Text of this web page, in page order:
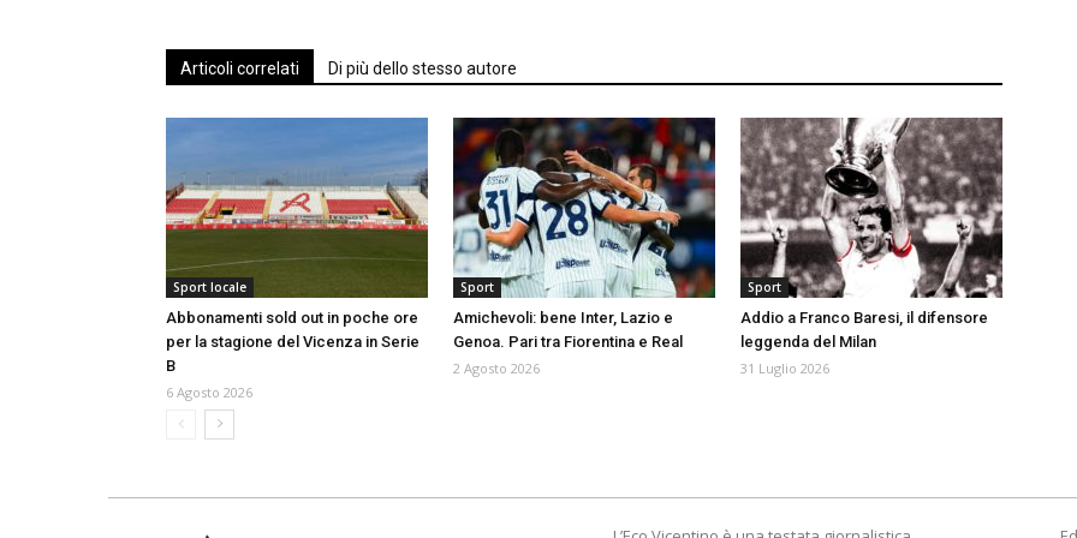
Articoli correlati Di più dello stesso autore
Sport locale
Abbonamenti sold out in poche ore
per la stagione del Vicenza in Serie
B
6 Agosto 2026
Sport
Amichevoli: bene Inter, Lazio e
Genoa. Pari tra Fiorentina e Real
2 Agosto 2026
Sport
Addio a Franco Baresi, il difensore
leggenda del Milan
31 Luglio 2026